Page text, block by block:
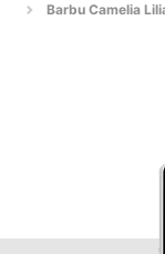
Barbu Camelia